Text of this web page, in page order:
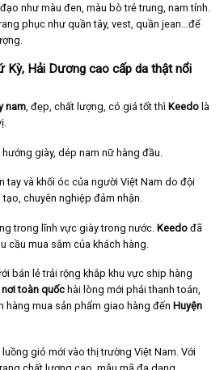
như màu đen, màu bò trẻ trung, nam tính.
phục như quần tây, vest, quần jean…để
Kỳ, Hải Dương cao cấp da thật nổi
nam , đẹp, chất lượng, có giá tốt thì Keedo là
giày, dép nam nữ hàng đầu.
tay và khối óc của người Việt Nam do đội
chuyên nghiệp đảm nhận.
trong lĩnh vực giày trong nước. Keedo đã
cầu mua sắm của khách hàng.
bán lẻ trải rộng khắp khu vực ship hàng
toàn quốc hài lòng mới phải thanh toán,
hàng mua sản phẩm giao hàng đến Huyện
gió mới vào thị trường Việt Nam. Với